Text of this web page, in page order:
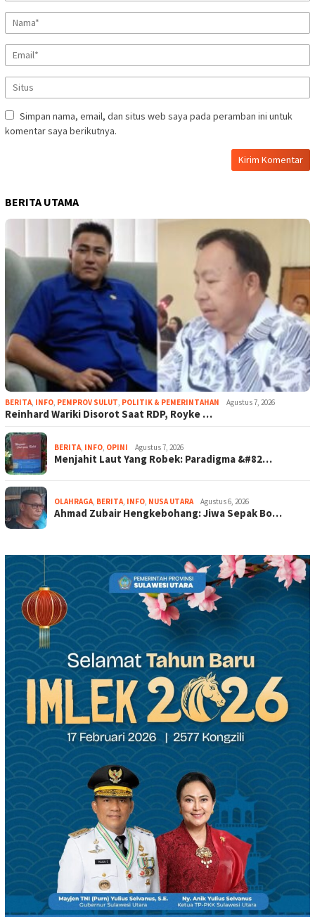
Simpan nama, email, dan situs web saya pada peramban ini untuk
komentar saya berikutnya.
BERITA UTAMA
BERITA INFO PEMPROV SULUT POLITIK & PEMERINTAHAN Agustus 7, 2026
Reinhard Wariki Disorot Saat RDP, Royke …
BERITA INFO OPINI Agustus 7, 2026
Menjahit Laut Yang Robek: Paradigma &#82…
OLAHRAGA BERITA INFO NUSA UTARA Agustus 6, 2026
Ahmad Zubair Hengkebohang: Jiwa Sepak Bo…